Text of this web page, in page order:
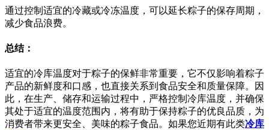
通过控制适宜的冷藏或冷冻温度，可以延长粽子的保存周期，
减少食品浪费。
总结：
适宜的冷库温度对于粽子的保鲜非常重要，它不仅影响着粽子
产品的新鲜度和口感，也直接关系到食品安全和质量保障。因
此，在生产、储存和运输过程中，严格控制冷库温度，并确保
其处于适宜的温度范围内，将有助于保持粽子的优良品质，为
消费者带来更安全、美味的粽子食品。如果您近期有此类冷库